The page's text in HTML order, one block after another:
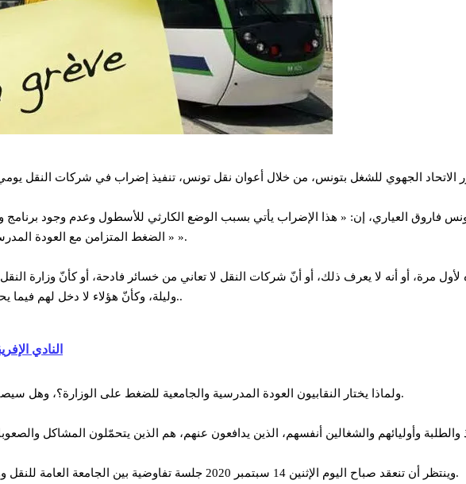
فاروق العياري، إن: « هذا الإضراب يأتي بسبب الوضع الكارثي للأسطول وعدم وجود برنامج
« الضغط المتزامن مع العودة المدرسية والجامعية في ظل تطور الوضع الوبائي بتونس ».
مرة، أو أنه لا يعرف ذلك، أو أنّ شركات النقل لا تعاني من خسائر فادحة، أو كأنّ وزارة
وليلة، وكأنّ هؤلاء لا دخل لهم فيما يحصل لشركات النقل من مشاكل وتجاوزات وخسائر..
النادي الإفريقي: 3 لاعبين تميّزوا
ولماذا يختار النقابيون العودة المدرسية والجامعية للضغط على الوزارة؟، وهل سيصيب الوزارة سوء إذا لم تستجب لطلبات النقابيين؟.
وينتظر أن تنعقد صباح اليوم الإثنين 14 سبتمبر 2020 جلسة تفاوضية بين الجامعة العامة للنقل ووزارة النقل، بهدف العمل على تجاوز هذا الإضراب.